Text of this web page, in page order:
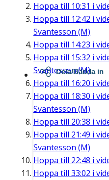
Hoppa till 10:31 i
Hoppa till 12:42 i
Svantesson (M)
Hoppa till 14:23 i
Hoppa till 15:32 i
Svantesson (M)
Hoppa till 16:20 i
Hoppa till 18:30 i
Svantesson (M)
Hoppa till 20:38 i
Hoppa till 21:49 i
Svantesson (M)
Hoppa till 22:48 i
Hoppa till 33:02 i
Dela/Bädda in